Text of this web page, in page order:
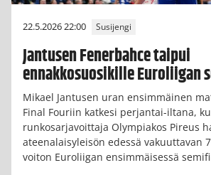
22.5.2026 22:00 Susijengi
Jantusen Fenerbahce taipui
ennakkosuosikille Euroliigan
Mikael Jantusen uran ensimmäinen
Final Fouriin katkesi perjantai-iltana,
runkosarjavoittaja Olympiakos Pireus
ateenalaisyleisön edessä vakuuttavan
voiton Euroliigan ensimmäisessä